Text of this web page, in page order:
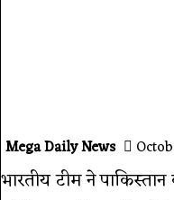
Mega Daily News
भारतीय टीम ने